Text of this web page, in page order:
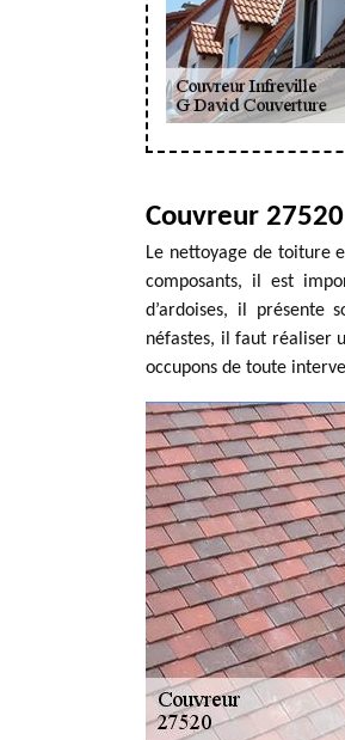
Couvreur
Le nettoyage de toiture
composants, il est
d’ardoises, il présente
néfastes, il faut réaliser
occupons de toute